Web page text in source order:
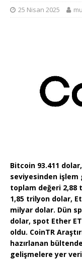
25 Nisan 2025
Bitcoin 93.411
seviyesinden işlem
toplam değeri 2,88
1,85 trilyon dolar,
milyar dolar. Dün
dolar, spot Ether
oldu. CoinTR
hazırlanan
gelişmelere yer